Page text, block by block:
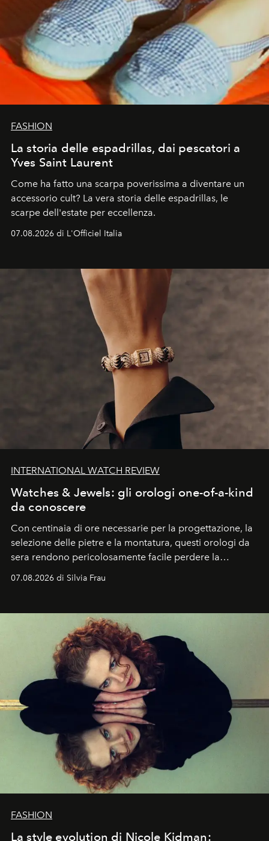
FASHION
La storia delle espadrillas, dai pescatori a
Yves Saint Laurent
Come ha fatto una scarpa poverissima a diventare un
accessorio cult? La vera storia delle espadrillas, le
scarpe dell'estate per eccellenza.
07.08.2026 di L'Officiel Italia
INTERNATIONAL WATCH REVIEW
Watches & Jewels: gli orologi one-of-a-kind
da conoscere
Con centinaia di ore necessarie per la progettazione, la
selezione delle pietre e la montatura, questi orologi da
sera rendono pericolosamente facile perdere la
07.08.2026 di Silvia Frau
FASHION
La style evolution di Nicole Kidman: